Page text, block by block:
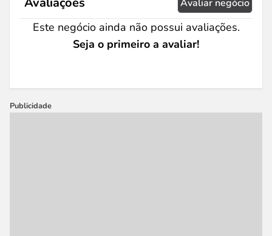
Avaliar negócio
Este negócio ainda não possui avaliações.
Seja o primeiro a avaliar!
Publicidade